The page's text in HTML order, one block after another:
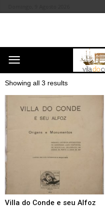
Showing all 3 results
Villa do Conde e seu Alfoz